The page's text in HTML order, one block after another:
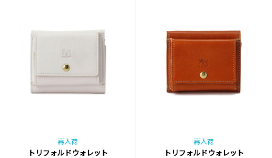
再入荷
トリフォルドウォレット
再入荷
トリフォルドウォレット